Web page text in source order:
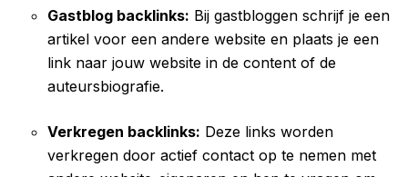
Gastblog backlinks: Bij gastbloggen schrijf je een
artikel voor een andere website en plaats je een
link naar jouw website in de content of de
auteursbiografie.
Verkregen backlinks: Deze links worden
verkregen door actief contact op te nemen met